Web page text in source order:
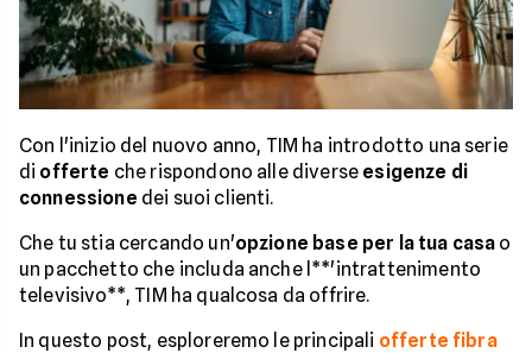
Con l'inizio del nuovo anno, TIM ha introdotto una serie
di offerte che rispondono alle diverse esigenze di
connessione dei suoi clienti.
Che tu stia cercando un'opzione base per la tua casa o
un pacchetto che includa anche l**'intrattenimento
televisivo**, TIM ha qualcosa da offrire.
In questo post, esploreremo le principali offerte fibra